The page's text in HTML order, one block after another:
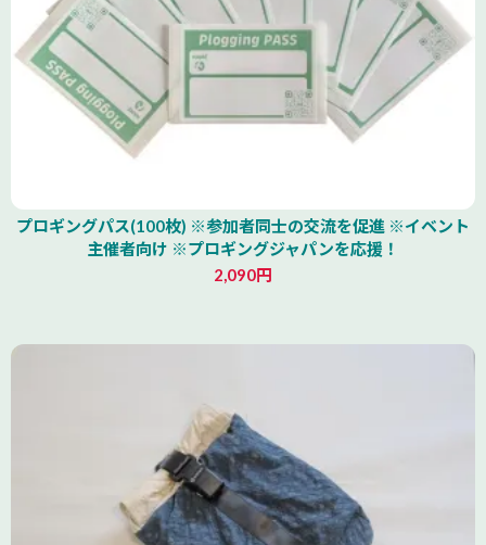
プロギングパス(100枚) ※参加者同士の交流を促進 ※イベント
主催者向け ※プロギングジャパンを応援！
2,090円